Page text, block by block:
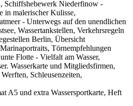
Schiffshebewerk Niederfinow -
in malerischer Kulisse,
- Unterwegs auf den unendlichen
Wassertankstellen, Verkehrsregeln
Berlin, Übersicht
Törnempfehlungen
Flotte - Vielfalt am Wasser,
Wasserkarte und Mitgliedsfirmen,
Schleusenzeiten,
A5 und extra Wassersportkarte, Heft